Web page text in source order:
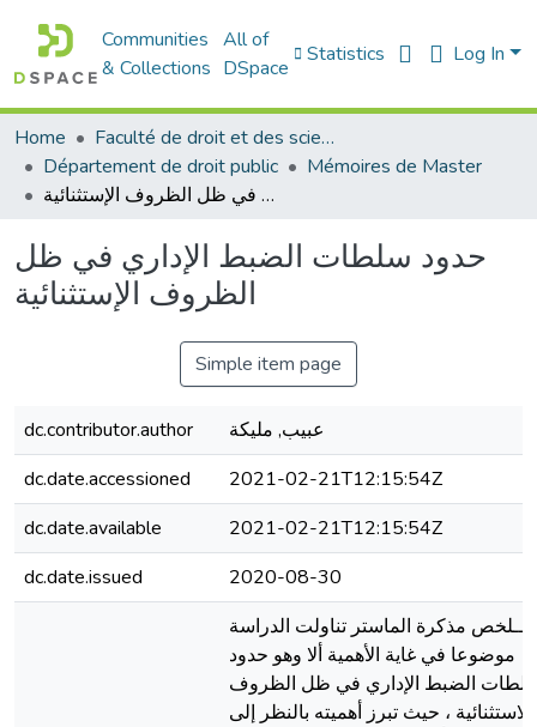
Communities
& Collections
All of
DSpace
Statistics Log In
Home
Faculté de droit et des sciences politiques
Département de droit public
Mémoires de Master
حدود سلطات الضبط الإداري في ظل الظروف الإستثنائية
حدود سلطات الضبط الإداري في ظل
الظروف الإستثنائية
Simple item page
dc.contributor.author
عبيب, مليكة
dc.date.accessioned
2021-02-21T12:15:54Z
dc.date.available
2021-02-21T12:15:54Z
dc.date.issued
2020-08-30
مــلخص مذكرة الماستر تناولت الدراسة
موضوعا في غایة الأهمیة ألا وهو حدود
الضبط الإداري في ظل الظروف
الاستثنائیة ، حیث تبرز أهمیته بالنظر إلى